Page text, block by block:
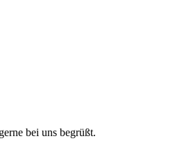
bei uns begrüßt.